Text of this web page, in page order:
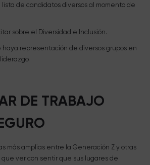
de candidatos diversos al momento de
sobre el Diversidad e Inclusión.
haya representación de diversos grupos en
DE TRABAJO
más amplias entre la Generación Z y otras
ver con sentir que sus lugares de